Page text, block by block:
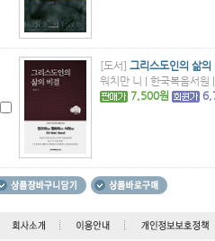
[도서] 그리스도인의 삶의
워치만 니 | 한국복음서
7,500원